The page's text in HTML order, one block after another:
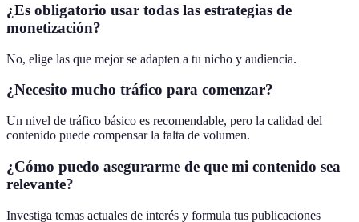
¿Es obligatorio usar todas las estrategias de
monetización?
No, elige las que mejor se adapten a tu nicho y audiencia.
¿Necesito mucho tráfico para comenzar?
Un nivel de tráfico básico es recomendable, pero la calidad del
contenido puede compensar la falta de volumen.
¿Cómo puedo asegurarme de que mi contenido sea
relevante?
Investiga temas actuales de interés y formula tus publicaciones